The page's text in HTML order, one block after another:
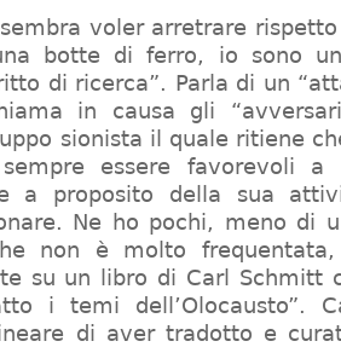
voler arretrare
botte di ferro, io sono
di ricerca”. Parla di un
in causa gli
sionista il quale ritiene
essere favorevoli a
a proposito della sua
Ne ho pochi, meno di
non è molto
su un libro di Carl Schmitt
i temi dell’Olocausto”.
di aver tradotto e